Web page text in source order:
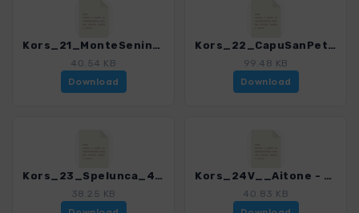
Kors_21_MonteSenino_4280_18.gpx
40.54 KB
Download
Kors_22_CapuSanPetru_4280_18.gpx
99.48 KB
Download
Kors_23_Spelunca_4280_18.gpx
38.25 KB
Kors_24V__Aitone - Cuccavera_4280_18.gpx
40.83 KB